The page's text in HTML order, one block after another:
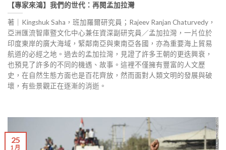
【專家來鴻】我們的世代：再閱孟加拉灣
著｜Kingshuk Saha，班加羅爾研究員；Rajeev Ranjan Chaturvedy，
亞洲匯流智庫暨文化中心兼任資深副研究員／孟加拉灣，一片位於
印度東岸的廣大海域，緊鄰南亞與東南亞各國，亦為重要海上貿易
航道的必經之地。過去的孟加拉灣，見證了許多王朝的更迭興衰，
也預見了許多的不同的機遇、故事。這裡不僅擁有豐富的人文歷
史，在自然生態方面也是百花齊放，然而面對人類文明的發展與破
壞，有些景觀正在逐漸的消逝。
25
1 月